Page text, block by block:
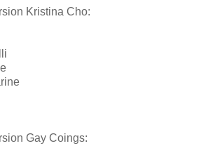
Kristina Cho:
Gay Coings: